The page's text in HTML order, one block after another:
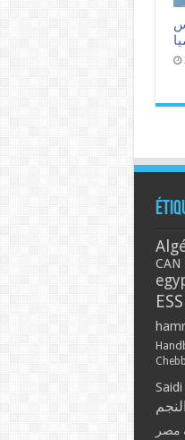
CAN
ESS
Saidi
النجم
مصر